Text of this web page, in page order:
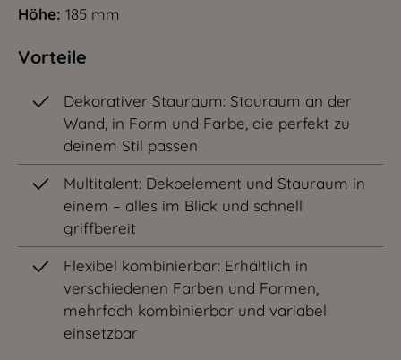
Höhe: 185 mm
Vorteile
Dekorativer Stauraum: Stauraum an der
Wand, in Form und Farbe, die perfekt zu
deinem Stil passen
Multitalent: Dekoelement und Stauraum in
einem – alles im Blick und schnell
griffbereit
Flexibel kombinierbar: Erhältlich in
verschiedenen Farben und Formen,
mehrfach kombinierbar und variabel
einsetzbar